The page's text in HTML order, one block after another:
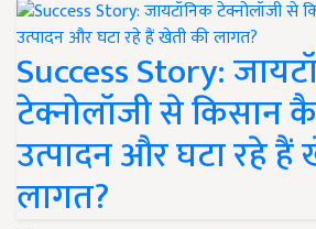
Success Story:
टेक्नोलॉजी से किसान
उत्पादन और घटा रहे हैं
लागत?